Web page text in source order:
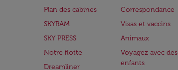
Plan des cabines
SKYRAM
SKY PRESS
Notre flotte
Dreamliner
Correspondance
Visas et vaccins
Animaux
Voyagez avec des
enfants